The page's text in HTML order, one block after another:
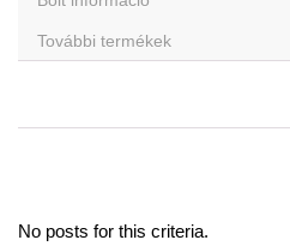
További termékek
No posts for this criteria.